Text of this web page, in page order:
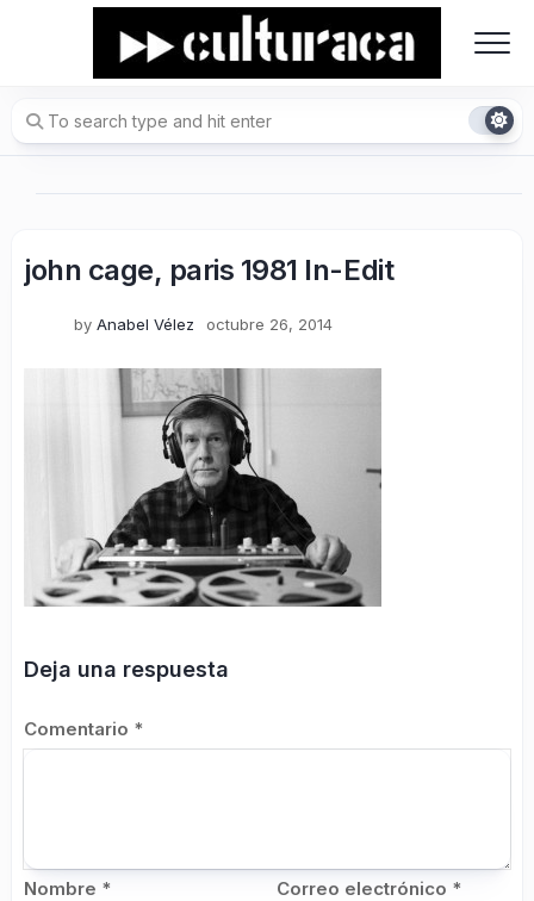
john cage, paris 1981 In-Edit
by Anabel Vélez octubre 26, 2014
Deja una respuesta
Comentario *
Nombre * Correo electrónico *